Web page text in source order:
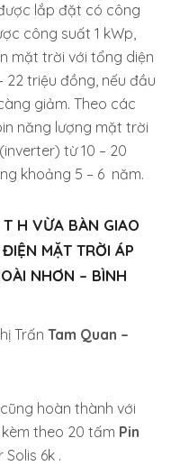
lắp đặt có công
công suất 1 kWp,
mặt trời với tổng diện
22 triệu đồng, nếu đầu
giảm. Theo các
năng lượng mặt trời
từ 10 – 20
khoảng 5 – 6 năm.
H VỪA BÀN GIAO
ĐIỆN MẶT TRỜI ÁP
NHƠN – BÌNH
Trấn Tam Quan –
hoàn thành với
theo 20 tấm Pin
6k .